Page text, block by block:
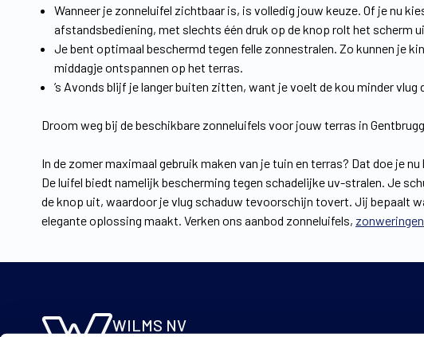
Wanneer je zonneluifel zichtbaar is, is volledig jouw keuze. Of je nu
afstandsbediening, met slechts één druk op de knop rolt het scherm
Je bent optimaal beschermd tegen felle zonnestralen. Zo kunnen je
middagje ontspannen op het terras.
’s Avonds blijf je langer buiten zitten, want je voelt de kou minder vlug
Droom weg bij de beschikbare zonneluifels voor jouw terras in
In de zomer maximaal gebruik maken van je tuin en terras? Dat doe je
De luifel biedt namelijk bescherming tegen schadelijke uv-stralen. Je
de knop uit, waardoor je vlug schaduw tevoorschijn tovert. Jij bepaalt
elegante oplossing maakt. Verken ons aanbod zonneluifels, zonweringen
WILMS NV